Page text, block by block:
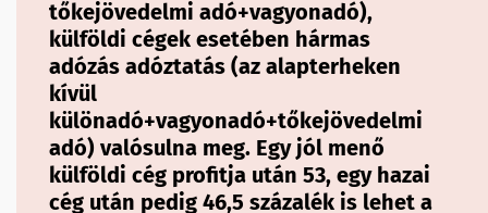
tőkejövedelmi adó+vagyonadó),
külföldi cégek esetében hármas
adózás adóztatás (az alapterheken
kívül
különadó+vagyonadó+tőkejövedelmi
adó) valósulna meg. Egy jól menő
külföldi cég profitja után 53, egy hazai
cég után pedig 46,5 százalék is lehet a